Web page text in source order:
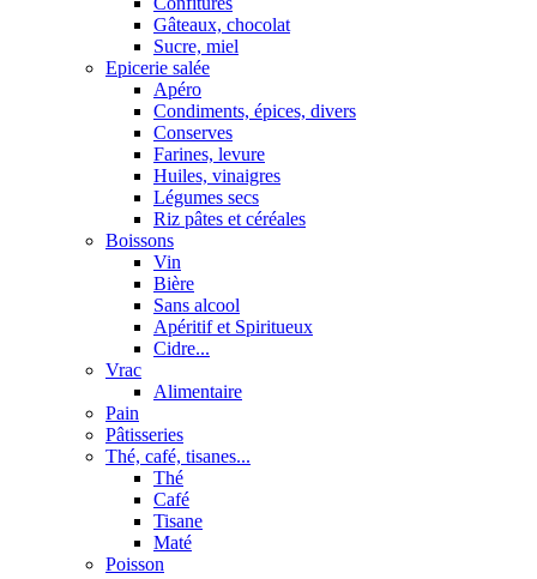
Gâteaux, chocolat
Sucre, miel
Epicerie salée
Apéro
Condiments, épices, divers
Conserves
Farines, levure
Huiles, vinaigres
Légumes secs
Riz pâtes et céréales
Boissons
Vin
Bière
Sans alcool
Apéritif et Spiritueux
Cidre...
Vrac
Alimentaire
Pain
Pâtisseries
Thé, café, tisanes...
Thé
Café
Tisane
Maté
Poisson